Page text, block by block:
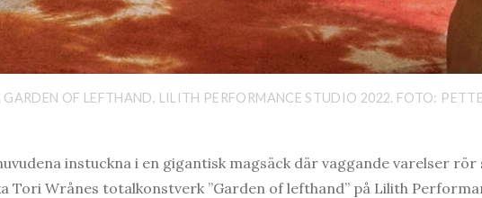
GARDEN OF LEFTHAND, LILITH PERFORMANCE STUDIO 2022. FOTO:
instuckna i en gigantisk magsäck där vaggande varelser
Tori Wrånes totalkonstverk ”Garden of lefthand” på Lilith